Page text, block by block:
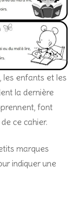
les enfants et les
la dernière
font
ce cahier.
marques
indiquer une